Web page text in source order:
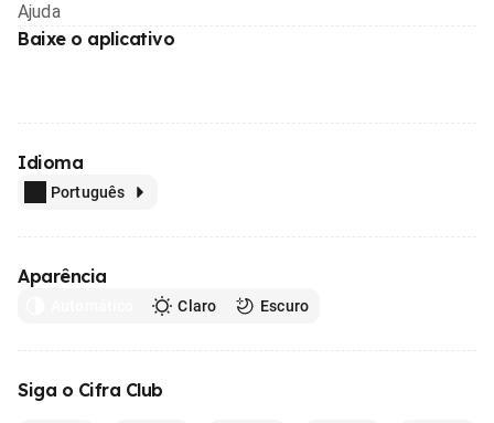
Ajuda
Baixe o aplicativo
Idioma
Português
Aparência
Claro Escuro
Siga o Cifra Club